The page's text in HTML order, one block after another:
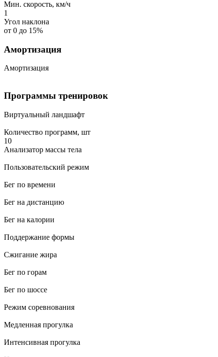
Мин. скорость, км/ч
1
Угол наклона
от 0 до 15%
Амортизация
Амортизация
Программы тренировок
Виртуальный ландшафт
Количество программ, шт
10
Анализатор массы тела
Пользовательский режим
Бег по времени
Бег на дистанцию
Бег на калории
Поддержание формы
Сжигание жира
Бег по горам
Бег по шоссе
Режим соревнования
Медленная прогулка
Интенсивная прогулка